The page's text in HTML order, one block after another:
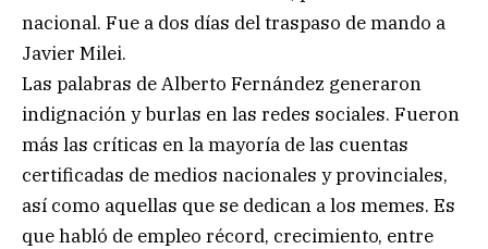
nacional. Fue a dos días del traspaso de mando a
Javier Milei.
Las palabras de Alberto Fernández generaron
indignación y burlas en las redes sociales. Fueron
más las críticas en la mayoría de las cuentas
certificadas de medios nacionales y provinciales,
así como aquellas que se dedican a los memes. Es
que habló de empleo récord, crecimiento, entre